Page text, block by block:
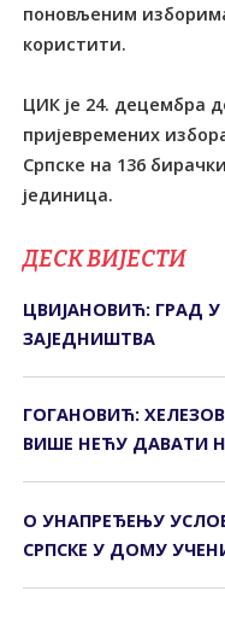
поновљеним
користити.
ЦИК је 24. децембра
пријевремених
Српске на 136
јединица.
ДЕСК ВИЈЕСТИ
ЦВИЈАНОВИЋ: ГРАД У
ЗАЈЕДНИШТВА
ГОГАНОВИЋ:
ВИШЕ НЕЋУ ДАВАТИ
О УНАПРЕЂЕЊУ
СРПСКЕ У ДОМУ